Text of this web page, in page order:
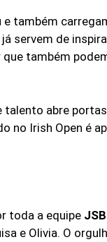
também
servem de
também
abre
no Irish Open é
toda a equipe
e Olivia. O